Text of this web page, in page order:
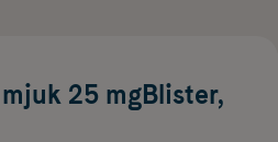
25 mgBlister,